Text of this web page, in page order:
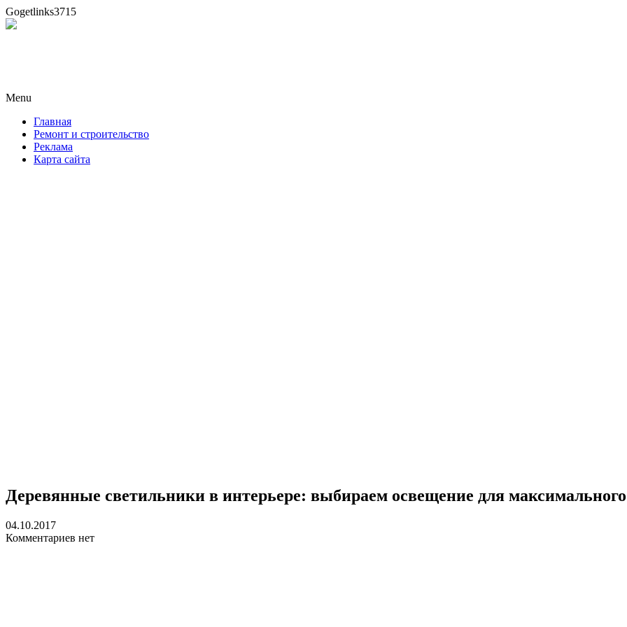
Gogetlinks3715
Menu
content
Главная
Ремонт и строительство
Реклама
Карта сайта
Деревянные светильники в интерьере: выбираем освещение для
04.10.2017
Комментариев нет